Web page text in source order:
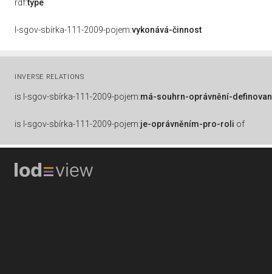
rdf:type
l-sgov-sbírka-111-2009-pojem:vykonává-činnost
INVERSE RELATIONS
is l-sgov-sbírka-111-2009-pojem:má-souhrn-oprávnění-
is l-sgov-sbírka-111-2009-pojem:je-oprávněním-pro-roli of